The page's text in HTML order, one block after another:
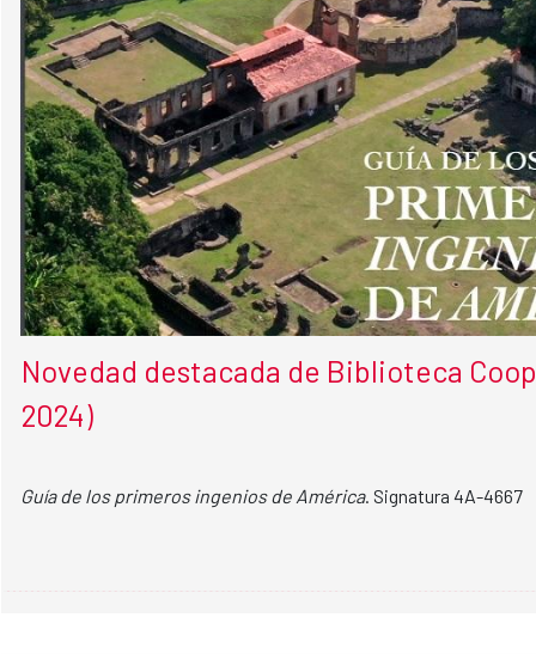
Novedad destacada de Biblioteca
2024)
Guía de los primeros ingenios de América. Signatura 4A-4667